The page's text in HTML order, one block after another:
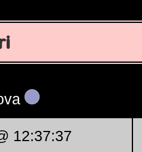
12:37:37